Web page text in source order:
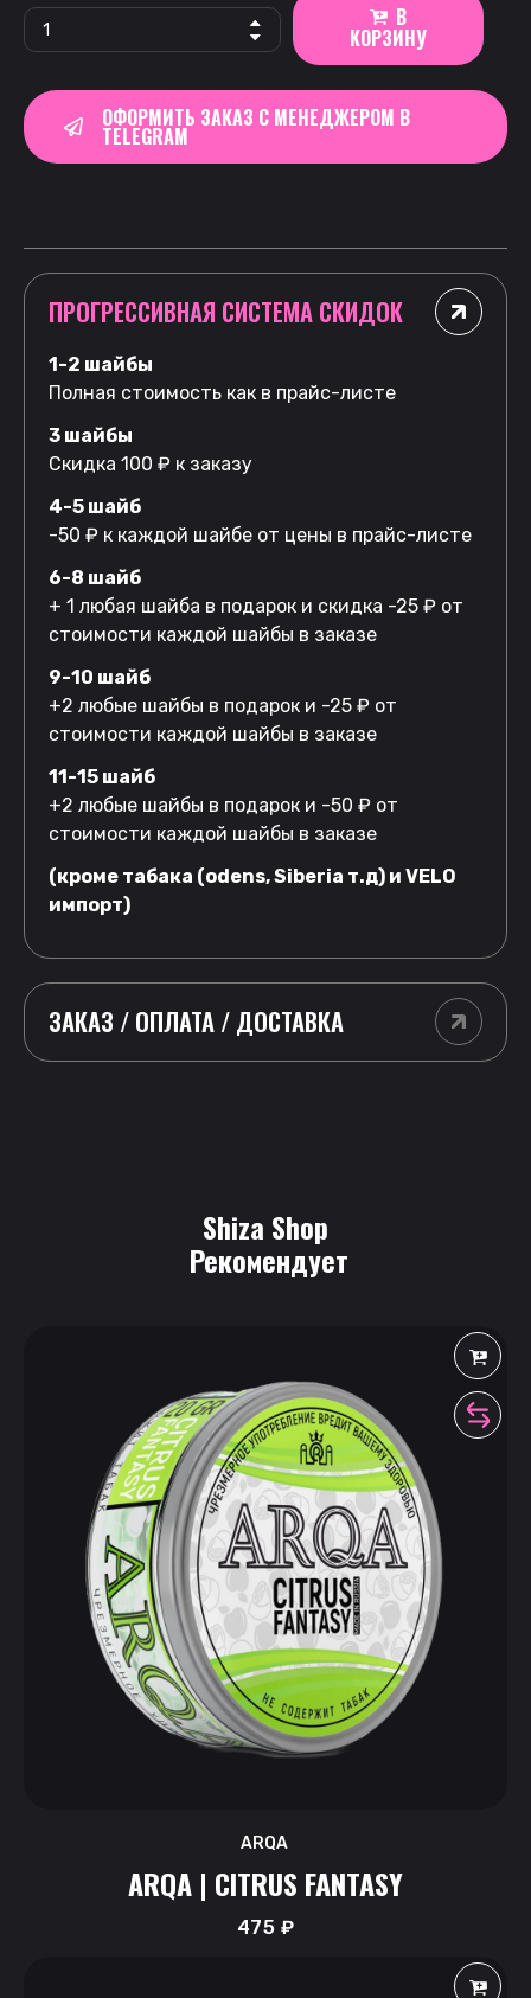
В
КОРЗИНУ
ОФОРМИТЬ ЗАКАЗ С МЕНЕДЖЕРОМ В
TELEGRAM
ПРОГРЕССИВНАЯ СИСТЕМА СКИДОК
1-2 шайбы
Полная стоимость как в прайс-листе
3 шайбы
Скидка 100 ₽ к заказу
4-5 шайб
-50 ₽ к каждой шайбе от цены в прайс-листе
6-8 шайб
+ 1 любая шайба в подарок и скидка -25 ₽ от
стоимости каждой шайбы в заказе
9-10 шайб
+2 любые шайбы в подарок и -25 ₽ от
стоимости каждой шайбы в заказе
11-15 шайб
+2 любые шайбы в подарок и -50 ₽ от
стоимости каждой шайбы в заказе
(кроме табака (odens, Siberia т.д) и VELO
импорт)
ЗАКАЗ / ОПЛАТА / ДОСТАВКА
Shiza Shop
Рекомендует
ARQA
ARQA | CITRUS FANTASY
475 ₽